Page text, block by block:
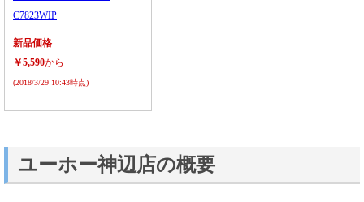
C7823WIP
新品価格
￥5,590から
(2018/3/29 10:43時点)
ユーホー神辺店の概要